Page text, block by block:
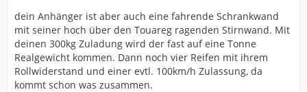
dein Anhänger ist aber auch eine fahrende Schrankwand
mit seiner hoch über den Touareg ragenden Stirnwand. Mit
deinen 300kg Zuladung wird der fast auf eine Tonne
Realgewicht kommen. Dann noch vier Reifen mit ihrem
Rollwiderstand und einer evtl. 100km/h Zulassung, da
kommt schon was zusammen.